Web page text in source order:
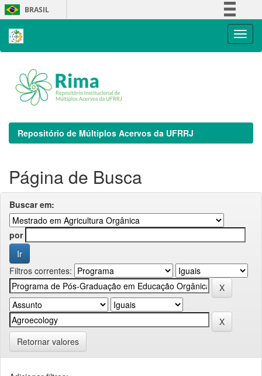
Skip
navigation
BRASIL
Repositório de Múltiplos Acervos da UFRRJ
Página de Busca
Buscar em:
por
Filtros correntes:
Retornar valores